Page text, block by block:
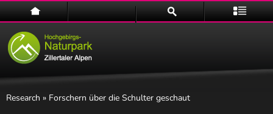
Home
Research » Forschern über die Schulter geschaut